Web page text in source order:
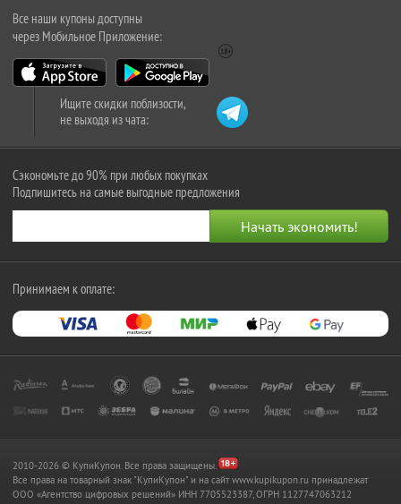
Все наши купоны доступны
через Мобильное Приложение:
Ищите скидки поблизости,
не выходя из чата:
Сэкономьте до 90% при любых покупках
Подпишитесь на самые выгодные предложения
Принимаем к оплате:
2010-2026 © КупиКупон. Все права защищены.
Все права на товарный знак "КупиКупон" и на сайт www.kupikupon.ru принадлежат
OOO «Агентство цифровых решений» ИНН 7705523387, ОГРН 1127747063212